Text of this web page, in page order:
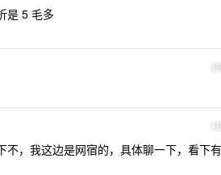
是 5 毛多
10
11
，我这边是网宿的，具体聊一下，看下有